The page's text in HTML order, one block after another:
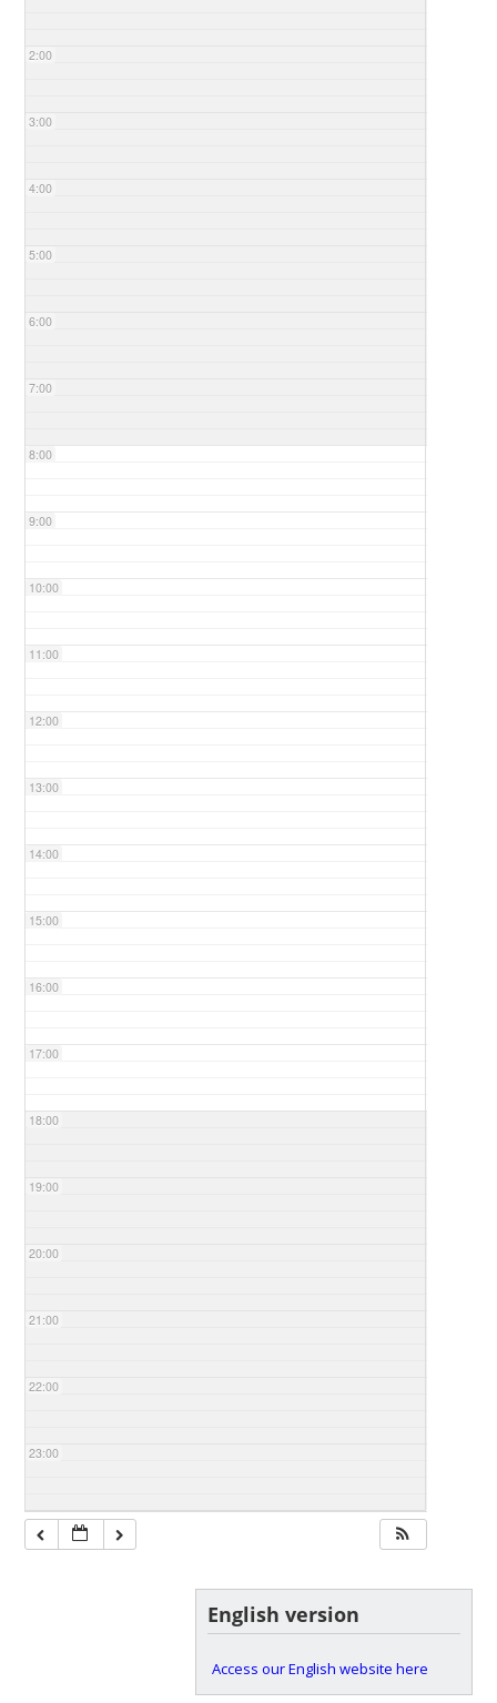
2:00
3:00
4:00
5:00
6:00
7:00
8:00
9:00
10:00
11:00
12:00
13:00
14:00
15:00
16:00
17:00
18:00
19:00
20:00
21:00
22:00
23:00
English version
Access our English website here